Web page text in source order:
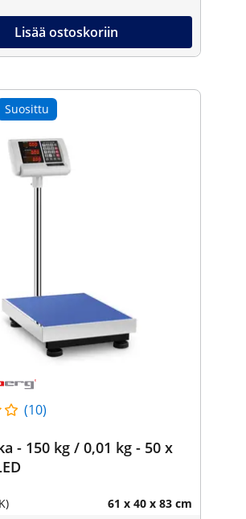
Lisää ostoskoriin
Suosittu
(10)
- 150 kg / 0,01 kg - 50 x
61 x 40 x 83 cm